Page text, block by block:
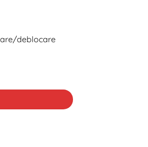
deblocare
3+1 butoane, cu cheie